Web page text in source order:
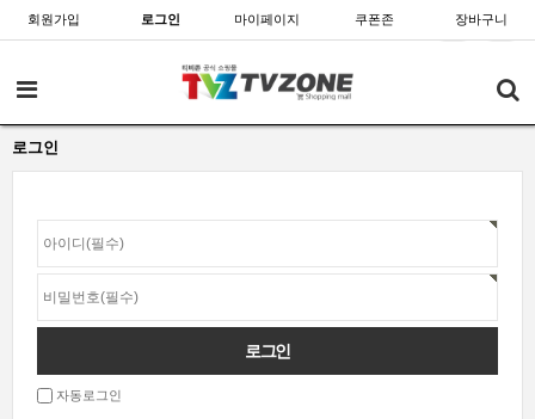
회원가입 로그인 마이페이지 쿠폰존 장바구니
로그인
자동로그인